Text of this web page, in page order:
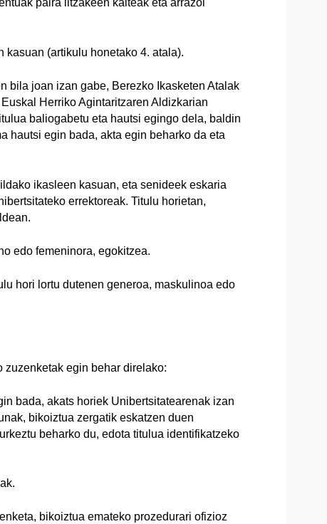
paira litzakeen kalteak eta arrazoi
(artikulu honetako 4. atala).
bila joan izan gabe, Berezko Ikasketen Atalak
Herriko Agintaritzaren Aldizkarian
baliogabetu eta hautsi egingo dela, baldin
hautsi egin bada, akta egin beharko da eta
ikasleen kasuan, eta senideek eskaria
errektoreak. Titulu horietan,
edo femeninora, egokitzea.
hori lortu dutenen generoa, maskulinoa edo
egin behar direlako:
bada, akats horiek Unibertsitatearenak izan
bikoiztua zergatik eskatzen duen
beharko du, edota titulua identifikatzeko
bikoiztua emateko prozedurari ofizioz